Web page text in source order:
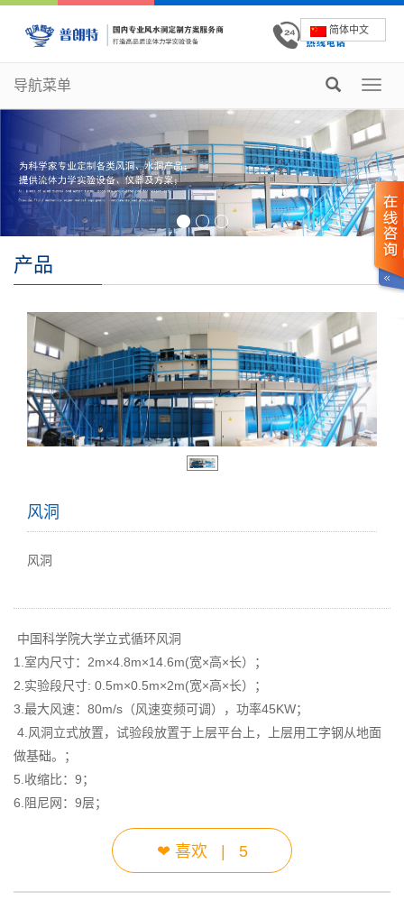
简体中文
导航菜单
产品
风洞
风洞
中国科学院大学立式循环风洞
1.室内尺寸：2m×4.8m×14.6m(宽×高×长）；
2.实验段尺寸: 0.5m×0.5m×2m(宽×高×长）；
3.最大风速：80m/s（风速变频可调），功率45KW；
4.风洞立式放置，试验段放置于上层平台上，上层用工字钢从地面
做基础。；
5.收缩比：9；
6.阻尼网：9层；
❤ 喜欢 | 5